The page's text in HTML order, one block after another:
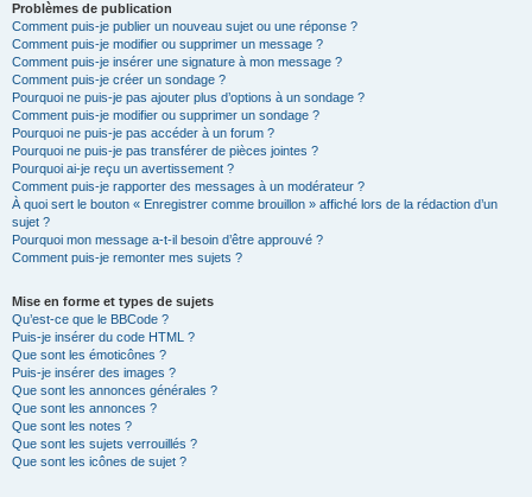
Problèmes de publication
Comment puis-je publier un nouveau sujet ou une réponse ?
Comment puis-je modifier ou supprimer un message ?
Comment puis-je insérer une signature à mon message ?
Comment puis-je créer un sondage ?
Pourquoi ne puis-je pas ajouter plus d’options à un sondage ?
Comment puis-je modifier ou supprimer un sondage ?
Pourquoi ne puis-je pas accéder à un forum ?
Pourquoi ne puis-je pas transférer de pièces jointes ?
Pourquoi ai-je reçu un avertissement ?
Comment puis-je rapporter des messages à un modérateur ?
À quoi sert le bouton « Enregistrer comme brouillon » affiché lors de la rédaction d’un
sujet ?
Pourquoi mon message a-t-il besoin d’être approuvé ?
Comment puis-je remonter mes sujets ?
Mise en forme et types de sujets
Qu’est-ce que le BBCode ?
Puis-je insérer du code HTML ?
Que sont les émoticônes ?
Puis-je insérer des images ?
Que sont les annonces générales ?
Que sont les annonces ?
Que sont les notes ?
Que sont les sujets verrouillés ?
Que sont les icônes de sujet ?